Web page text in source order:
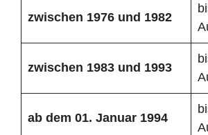
zwischen 1976 und 1982
zwischen 1983 und 1993
ab dem 01. Januar 1994